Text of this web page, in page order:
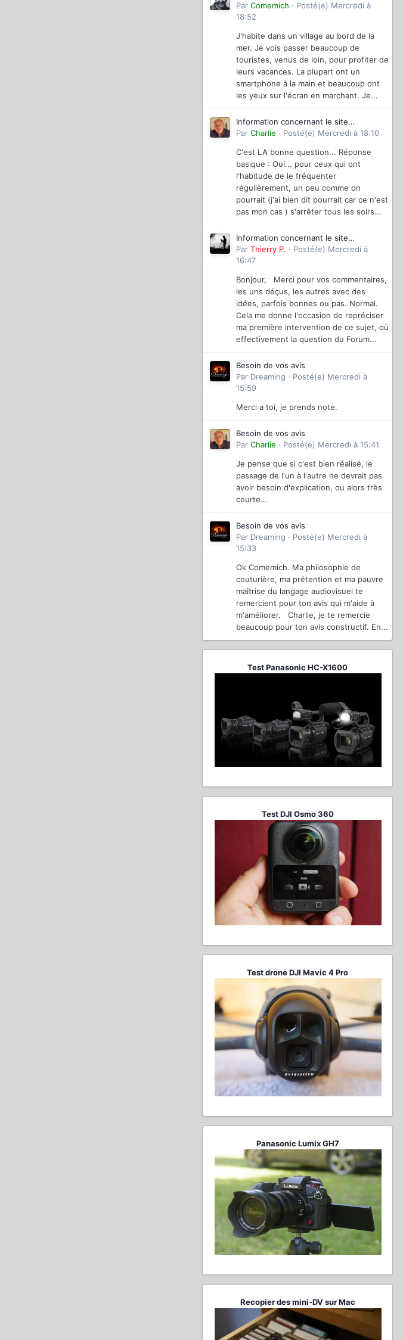
magazinevideo
Par Comemich · Posté(e) Mercredi à
18:52
J'habite dans un village au bord de la
mer. Je vois passer beaucoup de
touristes, venus de loin, pour profiter de
leurs vacances. La plupart ont un
smartphone à la main et beaucoup ont
les yeux sur l'écran en marchant. Je...
Information concernant le site
magazinevideo
Par Charlie · Posté(e) Mercredi à 18:10
C'est LA bonne question... Réponse
basique : Oui... pour ceux qui ont
l'habitude de le fréquenter
régulièrement, un peu comme on
pourrait (j'ai bien dit pourrait car ce n'est
pas mon cas ) s'arrêter tous les soirs...
Information concernant le site
magazinevideo
Par Thierry P. · Posté(e) Mercredi à
16:47
Bonjour, Merci pour vos commentaires,
les uns déçus, les autres avec des
idées, parfois bonnes ou pas. Normal.
Cela me donne l'occasion de repréciser
ma première intervention de ce sujet, où
effectivement la question du Forum...
Besoin de vos avis
Par Dreaming · Posté(e) Mercredi à
15:59
Merci a toi, je prends note.
Besoin de vos avis
Par Charlie · Posté(e) Mercredi à 15:41
Je pense que si c'est bien réalisé, le
passage de l'un à l'autre ne devrait pas
avoir besoin d'explication, ou alors très
courte...
Besoin de vos avis
Par Dreaming · Posté(e) Mercredi à
15:33
Ok Comemich. Ma philosophie de
couturière, ma prétention et ma pauvre
maîtrise du langage audiovisuel te
remercient pour ton avis qui m'aide à
m'améliorer. Charlie, je te remercie
beaucoup pour ton avis constructif. En...
Test Panasonic HC-X1600
Test DJI Osmo 360
Test drone DJI Mavic 4 Pro
Panasonic Lumix GH7
Recopier des mini-DV sur Mac